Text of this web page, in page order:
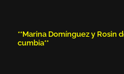
**Marina Domínguez y Rosin
cumbia**